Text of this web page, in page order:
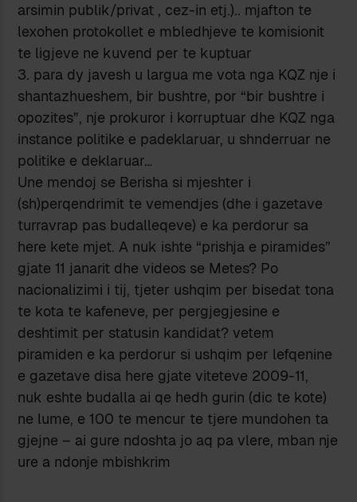
arsimin publik/privat , cez-in etj.).. mjafton te
lexohen protokollet e mbledhjeve te komisionit
te ligjeve ne kuvend per te kuptuar
3. para dy javesh u largua me vota nga KQZ nje i
shantazhueshem, bir bushtre, por “bir bushtre i
opozites”, nje prokuror i korruptuar dhe KQZ nga
instance politike e padeklaruar, u shnderruar ne
politike e deklaruar…
Une mendoj se Berisha si mjeshter i
(sh)perqendrimit te vemendjes (dhe i gazetave
turravrap pas budalleqeve) e ka perdorur sa
here kete mjet. A nuk ishte “prishja e piramides”
gjate 11 janarit dhe videos se Metes? Po
nacionalizimi i tij, tjeter ushqim per bisedat tona
te kota te kafeneve, per pergjegjesine e
deshtimit per statusin kandidat? vetem
piramiden e ka perdorur si ushqim per lefqenine
e gazetave disa here gjate viteteve 2009-11,
nuk eshte budalla ai qe hedh gurin (dic te kote)
ne lume, e 100 te mencur te tjere mundohen ta
gjejne – ai gure ndoshta jo aq pa vlere, mban nje
ure a ndonje mbishkrim